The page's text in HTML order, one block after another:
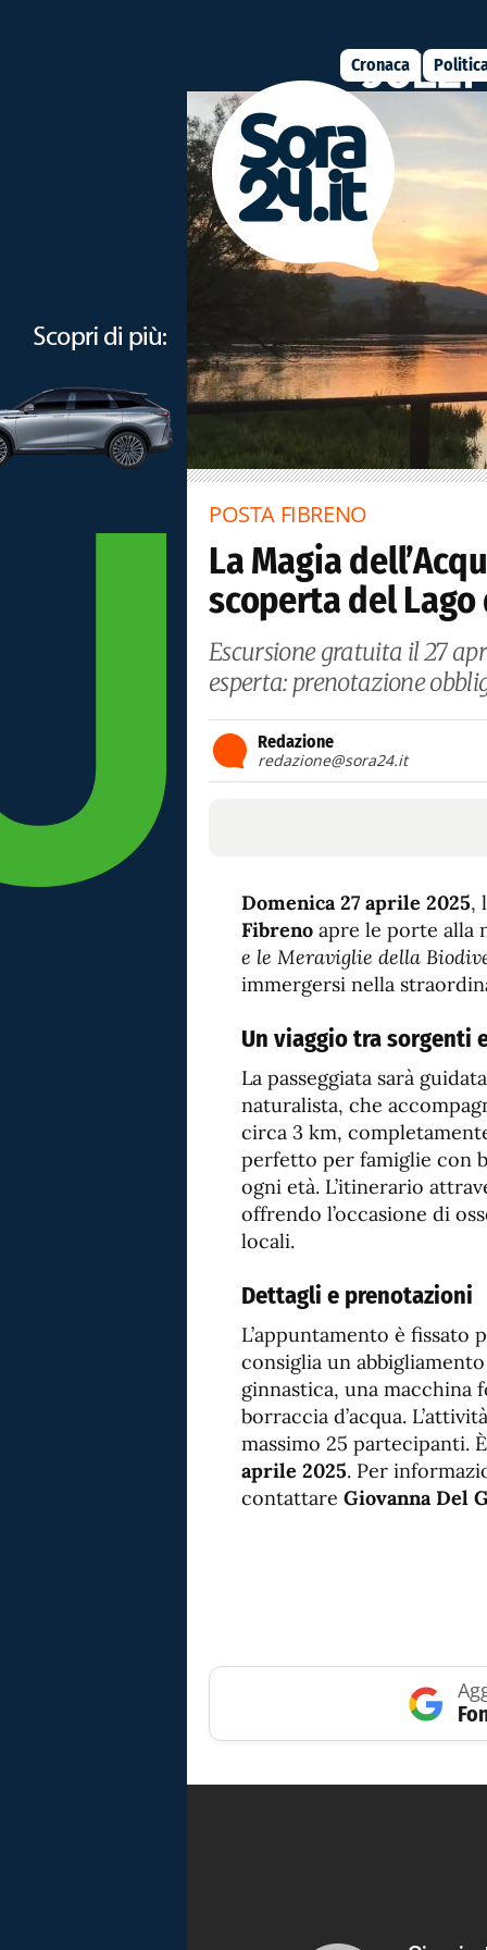
Cronaca
POSTA FIBRENO
La Magia
scoperta del
Escursione gratuita il 27
esperta: prenotazione
Redazione
redazione@sora24.it
Domenica 27 aprile 2025,
Fibreno apre le porte alla
e le Meraviglie della
immergersi nella
Un viaggio tra sorgenti
La passeggiata sarà
naturalista, che
circa 3 km,
perfetto per famiglie con
ogni età. L’itinerario
offrendo l’occasione di
locali.
Dettagli e prenotazioni
L’appuntamento è fissato
consiglia un
ginnastica, una macchina
borraccia d’acqua.
massimo 25 partecipanti.
aprile 2025. Per
contattare Giovanna Del